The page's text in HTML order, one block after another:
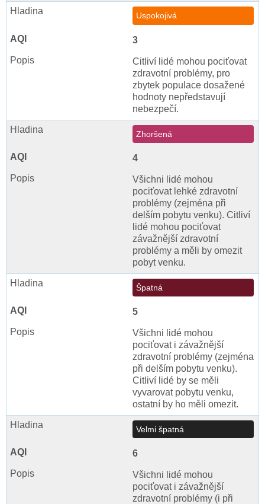
Uspokojivá
3
Citliví lidé mohou pociťovat
zdravotní problémy, pro
zbytek populace dosažené
hodnoty nepředstavují
nebezpečí.
Zhoršená
4
Všichni lidé mohou
pociťovat lehké zdravotní
problémy (zejména při
delším pobytu venku). Citliví
lidé mohou pociťovat
závažnější zdravotní
problémy a měli by omezit
pobyt venku.
Špatná
5
Všichni lidé mohou
pociťovat i závažnější
zdravotní problémy (zejména
při delším pobytu venku).
Citliví lidé by se měli
vyvarovat pobytu venku,
ostatní by ho měli omezit.
Velmi špatná
6
Všichni lidé mohou
pociťovat i závažnější
zdravotní problémy (i při